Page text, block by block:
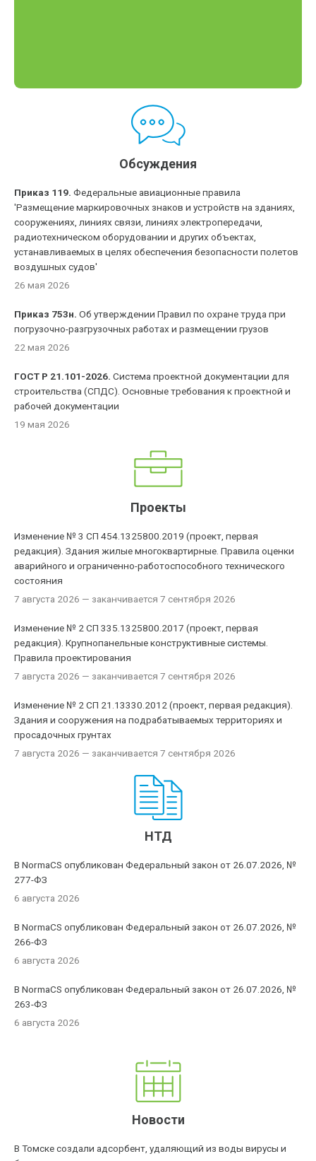
Обсуждения
Приказ 119. Федеральные авиационные правила
'Размещение маркировочных знаков и устройств на зданиях,
сооружениях, линиях связи, линиях электропередачи,
радиотехническом оборудовании и других объектах,
устанавливаемых в целях обеспечения безопасности полетов
воздушных судов'
26 мая 2026
Приказ 753н. Об утверждении Правил по охране труда при
погрузочно-разгрузочных работах и размещении грузов
22 мая 2026
ГОСТ Р 21.101-2026. Система проектной документации для
строительства (СПДС). Основные требования к проектной и
рабочей документации
19 мая 2026
Проекты
Изменение № 3 СП 454.1325800.2019 (проект, первая
редакция). Здания жилые многоквартирные. Правила оценки
аварийного и ограниченно-работоспособного технического
состояния
7 августа 2026 — заканчивается 7 сентября 2026
Изменение № 2 СП 335.1325800.2017 (проект, первая
редакция). Крупнопанельные конструктивные системы.
Правила проектирования
7 августа 2026 — заканчивается 7 сентября 2026
Изменение № 2 СП 21.13330.2012 (проект, первая редакция).
Здания и сооружения на подрабатываемых территориях и
просадочных грунтах
7 августа 2026 — заканчивается 7 сентября 2026
НТД
В NormaCS опубликован Федеральный закон от 26.07.2026, №
277-ФЗ
6 августа 2026
В NormaCS опубликован Федеральный закон от 26.07.2026, №
266-ФЗ
6 августа 2026
В NormaCS опубликован Федеральный закон от 26.07.2026, №
263-ФЗ
6 августа 2026
Новости
В Томске создали адсорбент, удаляющий из воды вирусы и